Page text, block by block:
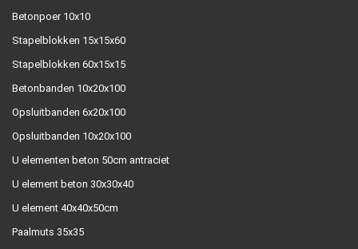
Betonpoer 10x10
Stapelblokken 15x15x60
Stapelblokken 60x15x15
Betonbanden 10x20x100
Opsluitbanden 6x20x100
Opsluitbanden 10x20x100
U elementen beton 50cm antraciet
U element beton 30x30x40
U element 40x40x50cm
Paalmuts 35x35